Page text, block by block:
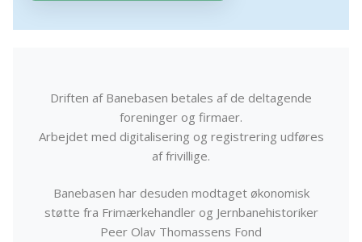
Driften af Banebasen betales af de deltagende
foreninger og firmaer.
Arbejdet med digitalisering og registrering udføres
af frivillige.
Banebasen har desuden modtaget økonomisk
støtte fra Frimærkehandler og Jernbanehistoriker
Peer Olav Thomassens Fond